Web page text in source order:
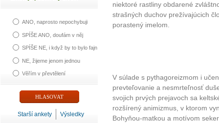
ANO, naprosto nepochybuji
SPÍŠE ANO, doufám v něj
SPÍŠE NE, i když by to bylo fajn
NE, žijeme jenom jednou
Věřím v převtělení
Starší ankety Výsledky
niektoré rastliny obdarené
strašných duchov prežívajúcich
porastený imelom.
V súlade s pythagoreizmom i
prevteľovanie a nesmrteľnosť
svojich prvých prejavoch sa
rozšírený animizmus, v ktorom
Bohyňou-matkou a motívom